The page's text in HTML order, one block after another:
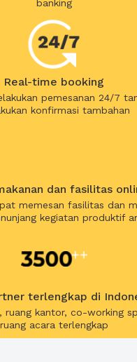
banking
Real-time booking
pemesanan 24/7
konfirmasi tambahan
dan fasilitas
memesan fasilitas dan
kegiatan produktif
terlengkap di
ruang kantor, co-working
ruang acara terlengkap